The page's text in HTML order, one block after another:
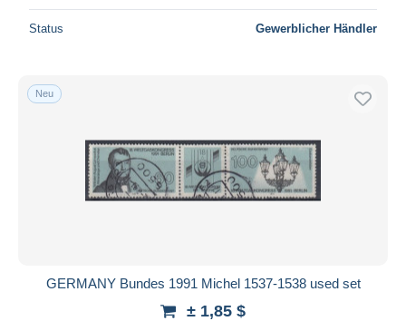
Status Gewerblicher Händler
Neu
GERMANY Bundes 1991 Michel 1537-1538 used set
± 1,85 $